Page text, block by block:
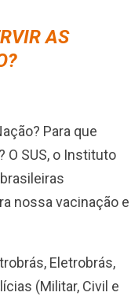
AS
Para que
SUS, o Instituto
nossa vacinação e
Eletrobrás,
(Militar, Civil e